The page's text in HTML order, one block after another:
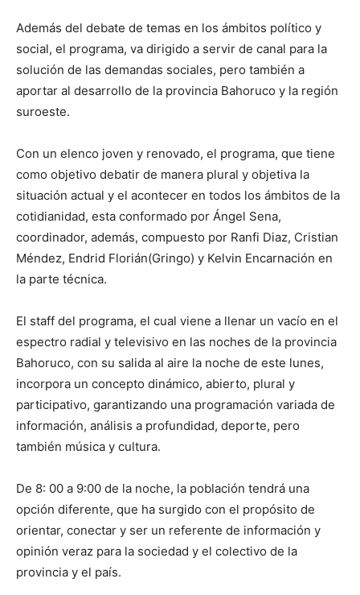
Además del debate de temas en los ámbitos político y
social, el programa, va dirigido a servir de canal para la
solución de las demandas sociales, pero también a
aportar al desarrollo de la provincia Bahoruco y la región
suroeste.
Con un elenco joven y renovado, el programa, que tiene
como objetivo debatir de manera plural y objetiva la
situación actual y el acontecer en todos los ámbitos de la
cotidianidad, esta conformado por Ángel Sena,
coordinador, además, compuesto por Ranfi Diaz, Cristian
Méndez, Endrid Florián(Gringo) y Kelvin Encarnación en
la parte técnica.
El staff del programa, el cual viene a llenar un vacío en el
espectro radial y televisivo en las noches de la provincia
Bahoruco, con su salida al aire la noche de este lunes,
incorpora un concepto dinámico, abierto, plural y
participativo, garantizando una programación variada de
información, análisis a profundidad, deporte, pero
también música y cultura.
De 8: 00 a 9:00 de la noche, la población tendrá una
opción diferente, que ha surgido con el propósito de
orientar, conectar y ser un referente de información y
opinión veraz para la sociedad y el colectivo de la
provincia y el país.